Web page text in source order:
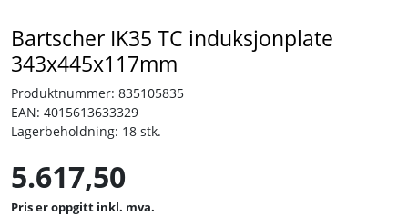
Bartscher IK35 TC induksjonplate
343x445x117mm
Produktnummer: 835105835
EAN: 4015613633329
Lagerbeholdning: 18 stk.
5.617,50
inkl. mva.
Løsninger
Tjenester
Bransjer
Kontakt